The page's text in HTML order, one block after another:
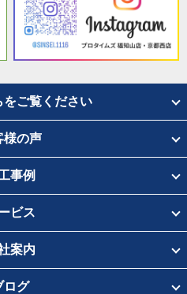
をご覧ください
様の声
事例
ビス
案内
ログ